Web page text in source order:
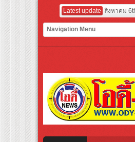
Latest update สิงหาคม